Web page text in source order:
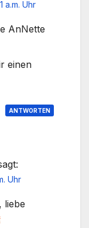
a.m. Uhr
AnNette
einen
ANTWORTEN
Uhr
liebe